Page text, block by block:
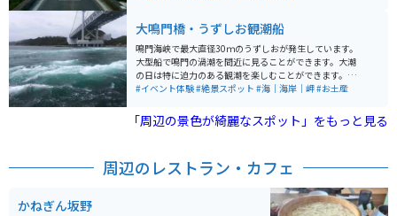
えたら通り過ぎるのを待ちましょう。天気のいい日は川
が広く周りに遮るものが無いので良い景色がみられま
す。とても綺麗な絶景ポイントです。
大鳴門橋・うずしお観潮船
鳴門海峡で最大直径30ｍのうずしおが発生しています。
大型船で鳴門の渦潮を間近に見ることができます。大潮
の日は特に迫力のある観潮を楽しむことができます。徳
島県側からの出発となりますので渦潮ポイントに近く、
る船「わんだーなると」と、水中から見る「アクアエデ
ィ」があります。
#イベント体験#絶景スポット #海｜海岸｜岬#お土産
「周辺の景色が綺麗なスポット」をもっと見る
周辺のレストラン・カフェ
かねぎん坂野